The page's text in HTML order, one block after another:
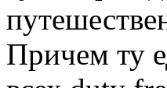
Причем ту